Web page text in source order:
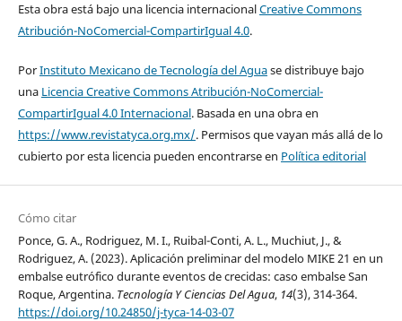
Esta obra está bajo una licencia internacionalCreative Commons
Atribución-NoComercial-CompartirIgual 4.0.
PorInstituto Mexicano de Tecnología del Aguase distribuye bajo
una Licencia Creative Commons Atribución-NoComercial-
CompartirIgual 4.0 Internacional. Basada en una obra en
https://www.revistatyca.org.mx/. Permisos que vayan más allá de lo
cubierto por esta licencia pueden encontrarse en Política editorial
Cómo citar
Ponce, G. A., Rodriguez, M. I., Ruibal-Conti, A. L., Muchiut, J., &
Rodriguez, A. (2023). Aplicación preliminar del modelo MIKE 21 en un
embalse eutrófico durante eventos de crecidas: caso embalse San
Roque, Argentina. Tecnología Y Ciencias Del Agua, 14(3), 314-364.
https://doi.org/10.24850/j-tyca-14-03-07